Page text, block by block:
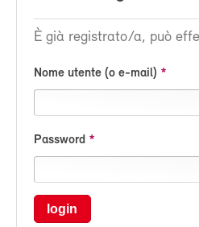
È già registrato/a, può
Nome utente (o e-mail)
Password
login